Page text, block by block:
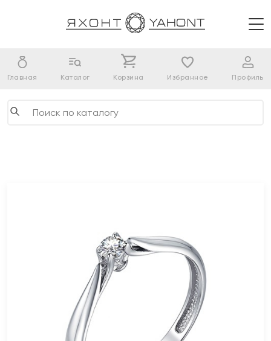
Главная Каталог Корзина Избранное Профиль